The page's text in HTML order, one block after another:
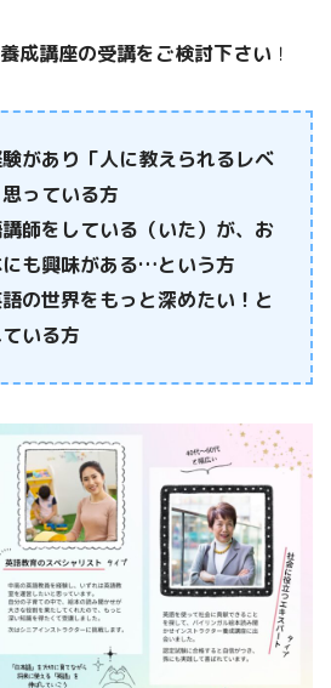
成講座の受講をご検討下さい ！
があり「人に教えられるレベ
っている方
師をしている（いた）が、お
も興味がある…という方
の世界をもっと深めたい！と
いる方